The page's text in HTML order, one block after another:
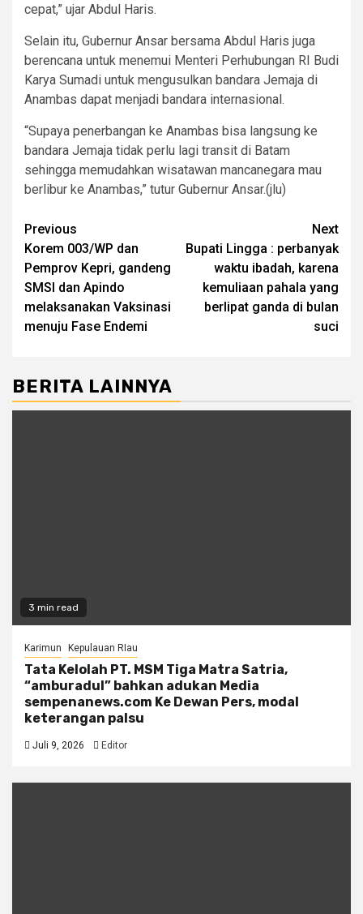
cepat,” ujar Abdul Haris.
Selain itu, Gubernur Ansar bersama Abdul Haris juga
berencana untuk menemui Menteri Perhubungan RI Budi
Karya Sumadi untuk mengusulkan bandara Jemaja di
Anambas dapat menjadi bandara internasional.
“Supaya penerbangan ke Anambas bisa langsung ke
bandara Jemaja tidak perlu lagi transit di Batam
sehingga memudahkan wisatawan mancanegara mau
berlibur ke Anambas,” tutur Gubernur Ansar.(jlu)
Post
navigation
Previous
Korem 003/WP dan
Pemprov Kepri, gandeng
SMSI dan Apindo
melaksanakan Vaksinasi
menuju Fase Endemi
Next
Bupati Lingga : perbanyak
waktu ibadah, karena
kemuliaan pahala yang
berlipat ganda di bulan
suci
BERITA LAINNYA
3 min read
Karimun Kepulauan RIau
Tata Kelolah PT. MSM Tiga Matra Satria,
“amburadul” bahkan adukan Media
sempenanews.com Ke Dewan Pers, modal
keterangan palsu
Juli 9, 2026 Editor